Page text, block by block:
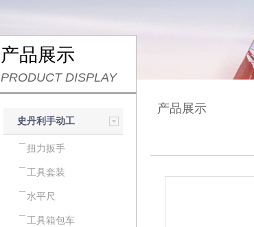
产品展示
PRODUCT DISPLAY
史丹利手动工
扭力扳手
工具套装
水平尺
工具箱包车
产品展示